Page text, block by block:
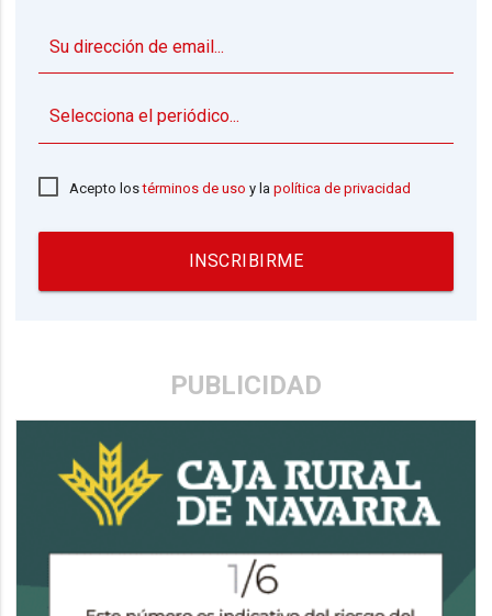
Acepto lostérminos de uso y lapolítica de privacidad
INSCRIBIRME
PUBLICIDAD